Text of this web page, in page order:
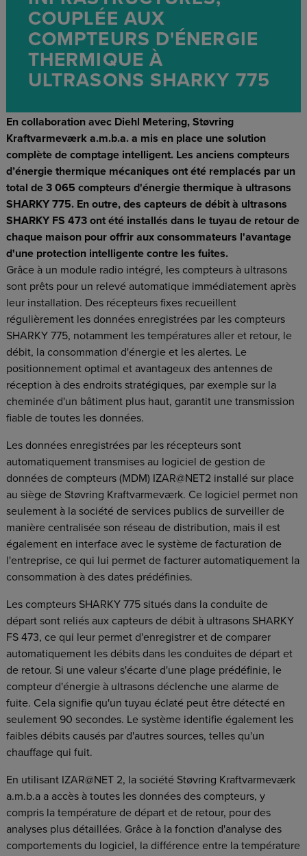
COUPLÉE AUX
COMPTEURS D'ÉNERGIE
THERMIQUE À
ULTRASONS SHARKY 775
En collaboration avec Diehl Metering, Støvring
Kraftvarmeværk a.m.b.a. a mis en place une solution
complète de comptage intelligent. Les anciens compteurs
d’énergie thermique mécaniques ont été remplacés par un
total de 3 065 compteurs d'énergie thermique à ultrasons
SHARKY 775. En outre, des capteurs de débit à ultrasons
SHARKY FS 473 ont été installés dans le tuyau de retour de
chaque maison pour offrir aux consommateurs l'avantage
d'une protection intelligente contre les fuites.
Grâce à un module radio intégré, les compteurs à ultrasons
sont prêts pour un relevé automatique immédiatement après
leur installation. Des récepteurs fixes recueillent
régulièrement les données enregistrées par les compteurs
SHARKY 775, notamment les températures aller et retour, le
débit, la consommation d'énergie et les alertes. Le
positionnement optimal et avantageux des antennes de
réception à des endroits stratégiques, par exemple sur la
cheminée d'un bâtiment plus haut, garantit une transmission
fiable de toutes les données.
Les données enregistrées par les récepteurs sont
automatiquement transmises au logiciel de gestion de
données de compteurs (MDM) IZAR@NET2 installé sur place
au siège de Støvring Kraftvarmeværk. Ce logiciel permet non
seulement à la société de services publics de surveiller de
manière centralisée son réseau de distribution, mais il est
également en interface avec le système de facturation de
l'entreprise, ce qui lui permet de facturer automatiquement la
consommation à des dates prédéfinies.
Les compteurs SHARKY 775 situés dans la conduite de
départ sont reliés aux capteurs de débit à ultrasons SHARKY
FS 473, ce qui leur permet d'enregistrer et de comparer
automatiquement les débits dans les conduites de départ et
de retour. Si une valeur s'écarte d'une plage prédéfinie, le
compteur d'énergie à ultrasons déclenche une alarme de
fuite. Cela signifie qu'un tuyau éclaté peut être détecté en
seulement 90 secondes. Le système identifie également les
faibles débits causés par d'autres sources, telles qu'un
chauffage qui fuit.
En utilisant IZAR@NET 2, la société Støvring Kraftvarmeværk
a.m.b.a a accès à toutes les données des compteurs, y
compris la température de départ et de retour, pour des
analyses plus détaillées. Grâce à la fonction d'analyse des
comportements du logiciel, la différence entre la température